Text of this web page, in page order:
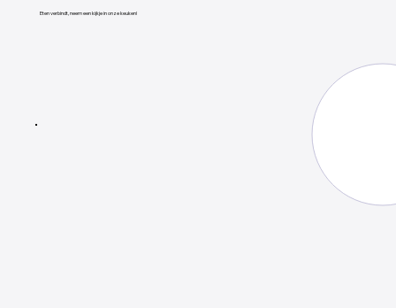
Eten verbindt, neem een kijkje in onze keuken!